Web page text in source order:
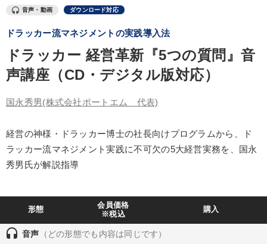
最新トレンドと時代の潮流を押さえる
業種
キーワード
生き方の指針 販売戦略
※「更新」を押すと「テーマ」「キーワード」を更新いただけます。
音声・動画 ダウンロード対応
ドラッカー流マネジメントの実践導入法
ドラッカー 経営革新『5つの質問』音
声講座（CD・デジタル版対応）
国永秀男(株式会社ポートエム 代表)
経営の神様・ドラッカー博士の社長向けプログラムから、ド
ラッカー流マネジメント実践に不可欠の5大経営実務を、国永
秀男氏が解説指導
形態
会員価格
※税込
購入
headset 音声 （どの形態でも内容は同じです）